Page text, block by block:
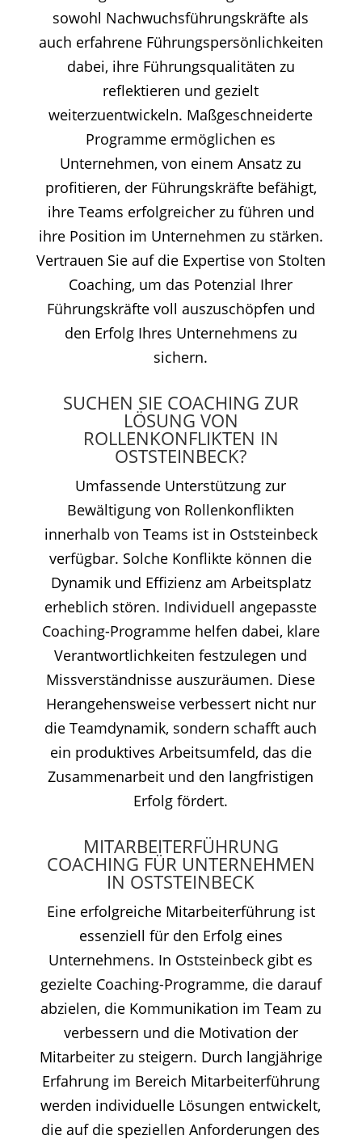
sowohl Nachwuchsführungskräfte als
auch erfahrene Führungspersönlichkeiten
dabei, ihre Führungsqualitäten zu
reflektieren und gezielt
weiterzuentwickeln. Maßgeschneiderte
Programme ermöglichen es
Unternehmen, von einem Ansatz zu
profitieren, der Führungskräfte befähigt,
ihre Teams erfolgreicher zu führen und
ihre Position im Unternehmen zu stärken.
Vertrauen Sie auf die Expertise von Stolten
Coaching, um das Potenzial Ihrer
Führungskräfte voll auszuschöpfen und
den Erfolg Ihres Unternehmens zu
sichern.
SUCHEN SIE COACHING ZUR
LÖSUNG VON
ROLLENKONFLIKTEN IN
OSTSTEINBECK?
Umfassende Unterstützung zur
Bewältigung von Rollenkonflikten
innerhalb von Teams ist in Oststeinbeck
verfügbar. Solche Konflikte können die
Dynamik und Effizienz am Arbeitsplatz
erheblich stören. Individuell angepasste
Coaching-Programme helfen dabei, klare
Verantwortlichkeiten festzulegen und
Missverständnisse auszuräumen. Diese
Herangehensweise verbessert nicht nur
die Teamdynamik, sondern schafft auch
ein produktives Arbeitsumfeld, das die
Zusammenarbeit und den langfristigen
Erfolg fördert.
MITARBEITERFÜHRUNG
COACHING FÜR UNTERNEHMEN
IN OSTSTEINBECK
Eine erfolgreiche Mitarbeiterführung ist
essenziell für den Erfolg eines
Unternehmens. In Oststeinbeck gibt es
gezielte Coaching-Programme, die darauf
abzielen, die Kommunikation im Team zu
verbessern und die Motivation der
Mitarbeiter zu steigern. Durch langjährige
Erfahrung im Bereich Mitarbeiterführung
werden individuelle Lösungen entwickelt,
die auf die speziellen Anforderungen des